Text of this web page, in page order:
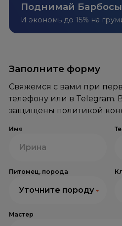
Поднимай Барбосы
И экономь до 15% на
Заполните форму
Свяжемся с вами при
телефону или в Telegram.
защищены политикой
Имя
Питомец, порода
Уточните породу
Мастер